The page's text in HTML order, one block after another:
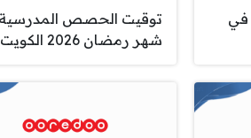
مواعيد دوام ماكس MAX في
توقيت الحصص
شهر رمضان 2026 الكويت